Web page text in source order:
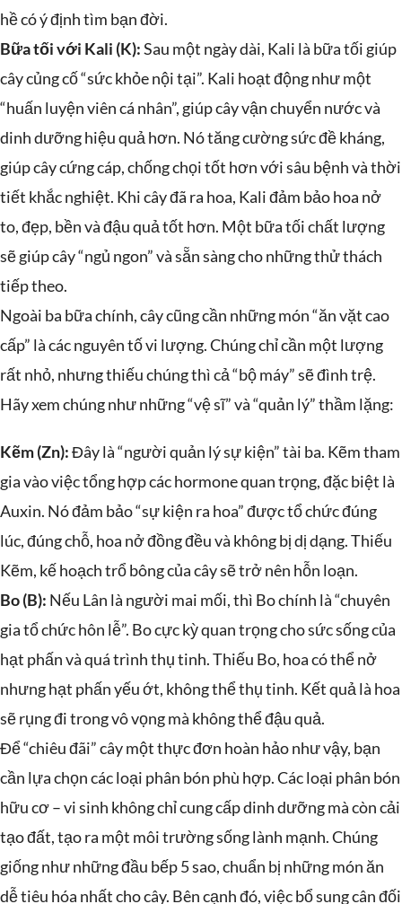
hề có ý định tìm bạn đời.
Bữa tối với Kali (K):Sau một ngày dài, Kali là bữa tối giúp
cây củng cố “sức khỏe nội tại”. Kali hoạt động như một
“huấn luyện viên cá nhân”, giúp cây vận chuyển nước và
dinh dưỡng hiệu quả hơn. Nó tăng cường sức đề kháng,
giúp cây cứng cáp, chống chọi tốt hơn với sâu bệnh và thời
tiết khắc nghiệt. Khi cây đã ra hoa, Kali đảm bảo hoa nở
to, đẹp, bền và đậu quả tốt hơn. Một bữa tối chất lượng
sẽ giúp cây “ngủ ngon” và sẵn sàng cho những thử thách
tiếp theo.
Ngoài ba bữa chính, cây cũng cần những món “ăn vặt cao
cấp” là các nguyên tố vi lượng. Chúng chỉ cần một lượng
rất nhỏ, nhưng thiếu chúng thì cả “bộ máy” sẽ đình trệ.
Hãy xem chúng như những “vệ sĩ” và “quản lý” thầm lặng:
Kẽm (Zn):Đây là “người quản lý sự kiện” tài ba. Kẽm tham
gia vào việc tổng hợp các hormone quan trọng, đặc biệt là
Auxin. Nó đảm bảo “sự kiện ra hoa” được tổ chức đúng
lúc, đúng chỗ, hoa nở đồng đều và không bị dị dạng. Thiếu
Kẽm, kế hoạch trổ bông của cây sẽ trở nên hỗn loạn.
Bo (B): Nếu Lân là người mai mối, thì Bo chính là “chuyên
gia tổ chức hôn lễ”. Bo cực kỳ quan trọng cho sức sống của
hạt phấn và quá trình thụ tinh. Thiếu Bo, hoa có thể nở
nhưng hạt phấn yếu ớt, không thể thụ tinh. Kết quả là hoa
sẽ rụng đi trong vô vọng mà không thể đậu quả.
Để “chiêu đãi” cây một thực đơn hoàn hảo như vậy, bạn
cần lựa chọn các loại phân bón phù hợp. Các loại phân bón
hữu cơ – vi sinh không chỉ cung cấp dinh dưỡng mà còn cải
tạo đất, tạo ra một môi trường sống lành mạnh. Chúng
giống như những đầu bếp 5 sao, chuẩn bị những món ăn
dễ tiêu hóa nhất cho cây. Bên cạnh đó, việc bổ sung cân đối